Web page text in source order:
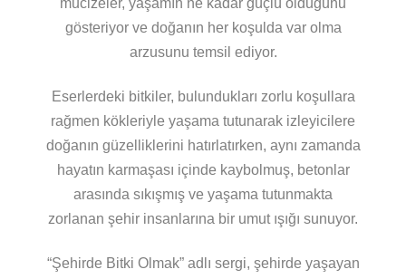
mucizeler, yaşamın ne kadar güçlü olduğunu
gösteriyor ve doğanın her koşulda var olma
arzusunu temsil ediyor.
Eserlerdeki bitkiler, bulundukları zorlu koşullara
rağmen kökleriyle yaşama tutunarak izleyicilere
doğanın güzelliklerini hatırlatırken, aynı zamanda
hayatın karmaşası içinde kaybolmuş, betonlar
arasında sıkışmış ve yaşama tutunmakta
zorlanan şehir insanlarına bir umut ışığı sunuyor.
“Şehirde Bitki Olmak” adlı sergi, şehirde yaşayan